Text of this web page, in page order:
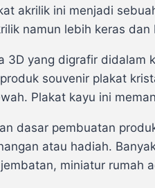
akrilik ini menjadi
namun lebih keras
3D yang digrafir
souvenir plakat
Plakat kayu ini
dasar pembuatan
atau hadiah.
miniatur rumah